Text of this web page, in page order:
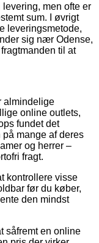
men ofte er
sum. I øvrigt
leveringsmetode,
sig nær Odense,
til at
almindelige
online outlets,
fundet det
mange af deres
og herrer –
fragt.
kontrollere visse
før du køber,
den mindst
såfremt en online